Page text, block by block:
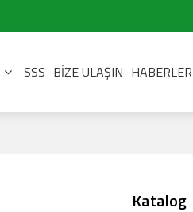
SSS BIZE ULAŞIN HABERLER
Katalog